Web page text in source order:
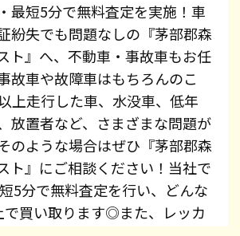
最短5分で無料査定を実施！車
紛失でも問題なしの『茅部郡森
ト』へ、不動車・事故車もお任
故車や故障車はもちろんのこ
上走行した車、水没車、低年
放置者など、さまざまな問題が
のような場合はぜひ『茅部郡森
ト』にご相談ください！当社で
5分で無料査定を行い、どんな
で買い取ります◎また、レッカ